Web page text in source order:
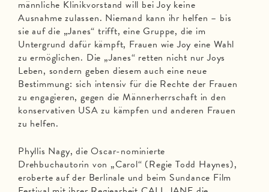
männliche Klinikvorstand will bei Joy keine
Ausnahme zulassen. Niemand kann ihr helfen – bis
sie auf die „Janes“ trifft, eine Gruppe, die im
Untergrund dafür kämpft, Frauen wie Joy eine Wahl
zu ermöglichen. Die „Janes“ retten nicht nur Joys
Leben, sondern geben diesem auch eine neue
Bestimmung: sich intensiv für die Rechte der Frauen
zu engagieren, gegen die Männerherrschaft in den
konservativen USA zu kämpfen und anderen Frauen
zu helfen.
Phyllis Nagy, die Oscar-nominierte
Drehbuchautorin von „Carol“ (Regie Todd Haynes),
eroberte auf der Berlinale und beim Sundance Film